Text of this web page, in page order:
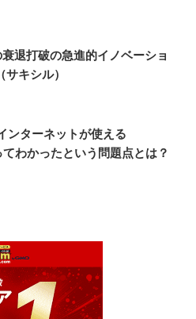
退打破の急進的イノベーショ
キシル）
ンターネットが使える
わかったという問題点とは？